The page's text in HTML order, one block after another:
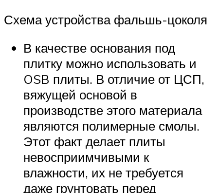
Схема устройства фальшь-цоколя
В качестве основания под
плитку можно использовать и
OSB плиты. В отличие от ЦСП,
вяжущей основой в
производстве этого материала
являются полимерные смолы.
Этот факт делает плиты
невосприимчивыми к
влажности, их не требуется
даже грунтовать перед